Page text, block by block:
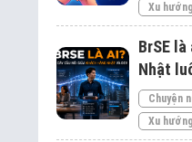
Xu
BrSE
Nhật
Chuyện
Xu